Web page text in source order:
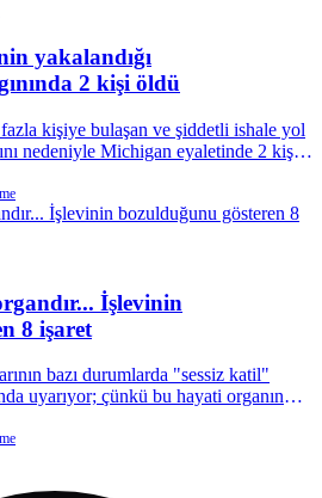
yakalandığı
2 kişi öldü
kişiye bulaşan ve şiddetli ishale yol
nedeniyle Michigan eyaletinde 2 kişi
İşlevinin
8 işaret
bazı durumlarda "sessiz katil"
uyarıyor; çünkü bu hayati organın